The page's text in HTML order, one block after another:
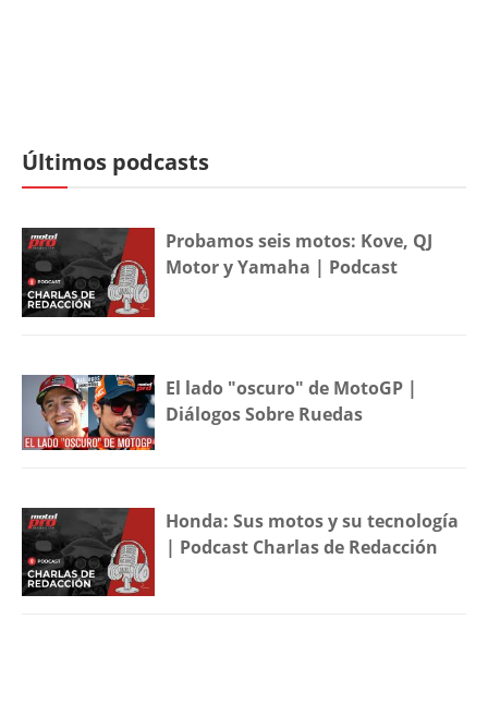
Últimos podcasts
Probamos seis motos: Kove, QJ
Motor y Yamaha | Podcast
El lado "oscuro" de MotoGP |
Diálogos Sobre Ruedas
Honda: Sus motos y su tecnología
| Podcast Charlas de Redacción